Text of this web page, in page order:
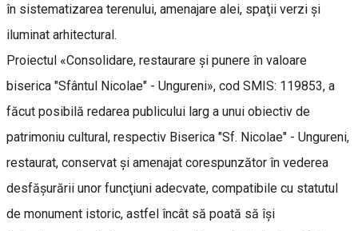
în sistematizarea terenului, amenajare alei, spaţii verzi şi
iluminat arhitectural.
Proiectul «Consolidare, restaurare şi punere în valoare
biserica "Sfântul Nicolae" - Ungureni», cod SMIS: 119853, a
făcut posibilă redarea publicului larg a unui obiectiv de
patrimoniu cultural, respectiv Biserica "Sf. Nicolae" - Ungureni,
restaurat, conservat şi amenajat corespunzător în vederea
desfăşurării unor funcţiuni adecvate, compatibile cu statutul
de monument istoric, astfel încât să poată să îşi